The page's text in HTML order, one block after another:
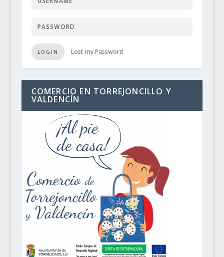
LOGIN Lost my Password
COMERCIO EN TORREJONCILLO Y
VALDENCÍN